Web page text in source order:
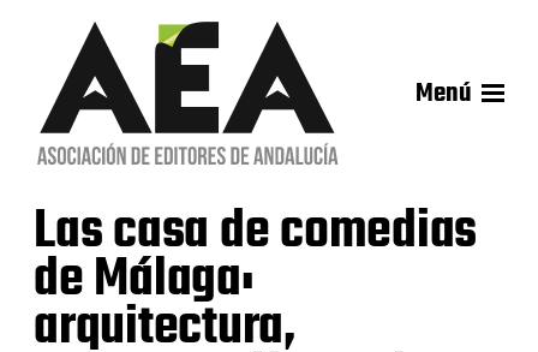
Menú
Las casa de comedias
de Málaga:
arquitectura,